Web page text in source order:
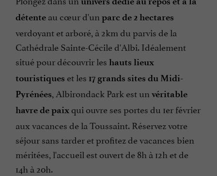
Lave Linge
Lave Vaisselle
Location de Mobil Homes / Chalets
Location de draps
Micro Onde
Ouvert 7 jour sur 7
Ping pong
Piscine
détente au cœur d'un parc de 2 hectares
verdoyant et arboré, à 2km du parvis de la
Cathédrale Sainte-Cécile d'Albi. Idéalement
situé pour découvrir les hauts lieux
touristiques et les 17 grands sites du Midi-
Pyrénées, Albirondack Park est un véritable
havre de paixqui ouvre ses portes du 1er février
aux vacances de la Toussaint. Réservez votre
séjour sans tarder et profitez de vacances bien
méritées, l'accueil est ouvert de 8h à 12h et de
14h à 20h.